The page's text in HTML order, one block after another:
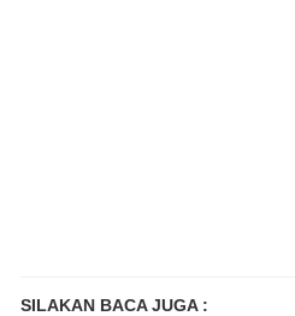
SILAKAN BACA JUGA :